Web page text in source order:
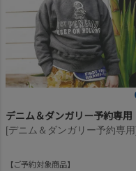
デニム＆ダンガリー予約専用
ご予約対象商品